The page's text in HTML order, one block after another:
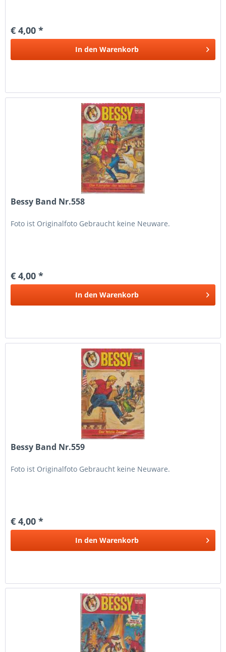
€ 4,00 *
In den Warenkorb
Bessy Band Nr.558
Foto ist Originalfoto Gebraucht keine Neuware.
€ 4,00 *
In den Warenkorb
Bessy Band Nr.559
Foto ist Originalfoto Gebraucht keine Neuware.
€ 4,00 *
In den Warenkorb